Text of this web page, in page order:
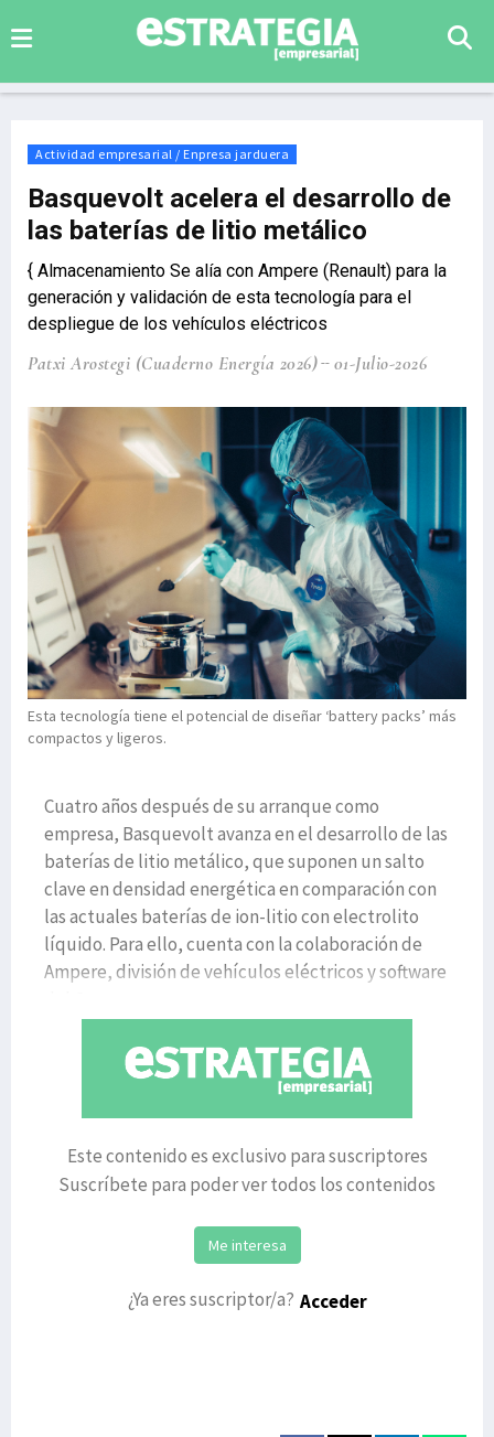
Actividad empresarial / Enpresa jarduera
Basquevolt acelera el desarrollo de
las baterías de litio metálico
{ Almacenamiento Se alía con Ampere (Renault) para la
generación y validación de esta tecnología para el
despliegue de los vehículos eléctricos
Patxi Arostegi (Cuaderno Energía 2026) 01-Julio-2026
Esta tecnología tiene el potencial de diseñar ‘battery packs’ más
compactos y ligeros.
Cuatro años después de su arranque como
empresa, Basquevolt avanza en el desarrollo de las
baterías de litio metálico, que suponen un salto
clave en densidad energética en comparación con
las actuales baterías de ion-litio con electrolito
líquido. Para ello, cuenta con la colaboración de
Ampere, división de vehículos eléctricos y software
Este contenido es exclusivo para suscriptores
Suscríbete para poder ver todos los contenidos
Me interesa
¿Ya eres suscriptor/a? Acceder